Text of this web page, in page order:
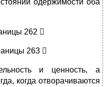
одержимости оба
262 
263 
и ценность, а
когда отворачиваются